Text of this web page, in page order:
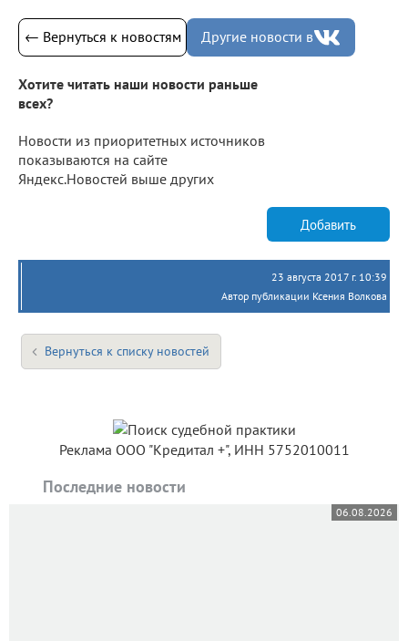
← Вернуться к новостям Другие новости в
Хотите читать наши новости раньше
всех?
Новости из приоритетных источников
показываются на сайте
Яндекс.Новостей выше других
Добавить
23 августа 2017 г. 10:39
Автор публикации Ксения Волкова
Вернуться к списку новостей
Реклама ООО "Кредитал +", ИНН 5752010011
Последние новости
06.08.2026